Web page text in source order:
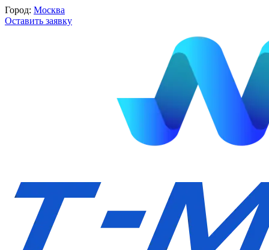
Город: Москва
Оставить заявку